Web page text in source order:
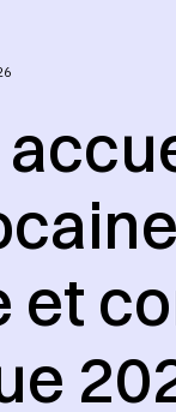
et